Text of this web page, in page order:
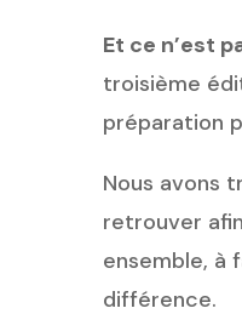
Et ce n’est
troisième
préparation
Nous avons
retrouver
ensemble, à
différence.